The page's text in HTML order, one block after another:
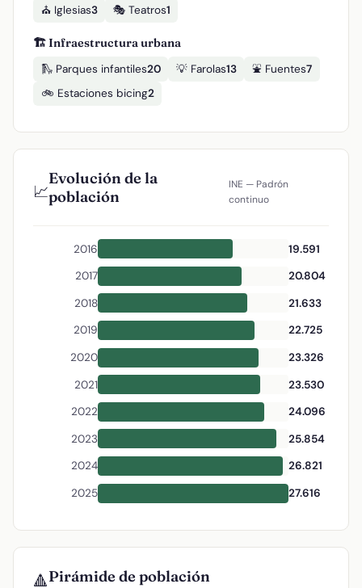
⛪ Iglesias3 🎭 Teatros1
🏗️ Infraestructura urbana
🛝 Parques infantiles20 💡 Farolas13 ⛲ Fuentes7
🚲 Estaciones bicing2
📈
Evolución de la
población
INE — Padrón
continuo
2016
19.591
2017
20.804
2018
21.633
2019
22.725
2020
23.326
2021
23.530
2022
24.096
2023
25.854
2024
26.821
2025
27.616
🔺Pirámide de población